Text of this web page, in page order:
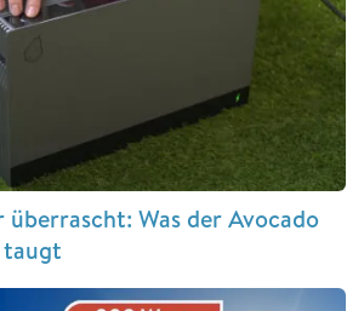
überrascht: Was der Avocado